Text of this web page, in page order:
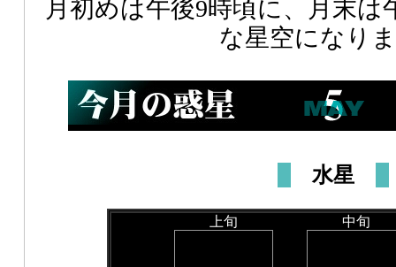
月初めは午後9時頃に、月末は
な星空になり
水星
上旬 中旬